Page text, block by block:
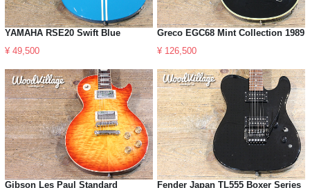
YAMAHA RSE20 Swift Blue
¥ 49,500
Greco EGC68 Mint Collection 1989
¥ 126,500
Gibson Les Paul Standard
Fender Japan TL555 Boxer Series